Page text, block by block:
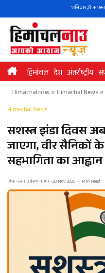
to
content
शनिवार, 8
हिमांचल देश अंतर्राष्ट्रीय
Himachalnow» Himachal News»
Himachal News
सशस्त्र झंडा दिवस
जाएगा, वीर सैनिकों
सहभागिता का आह्वान
हिमांचलनाउ डेस्क नाहन • 20 Nov 2025 • 1 Min Read